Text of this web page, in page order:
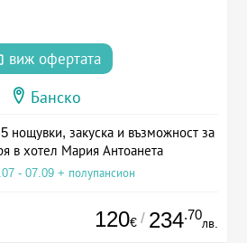
виж офертата
Банско
нощувки, закуска и възможност за
в хотел Мария Антоанета
- 07.09 + полупансион
120€ / 234.70
лв.